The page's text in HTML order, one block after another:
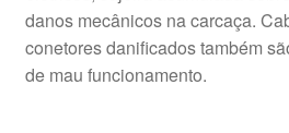
danos mecânicos na carcaça.
conetores danificados também
de mau funcionamento.